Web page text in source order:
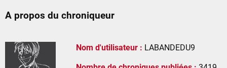
A propos du chroniqueur
Nom d'utilisateur : LABANDEDU9